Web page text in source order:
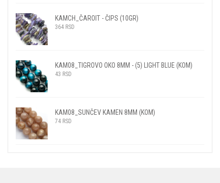
KAMCH_ČAROIT - ČIPS (10GR)
364 RSD
KAM08_TIGROVO OKO 8MM - (5) LIGHT BLUE (KOM)
43 RSD
KAM08_SUNČEV KAMEN 8MM (KOM)
74 RSD